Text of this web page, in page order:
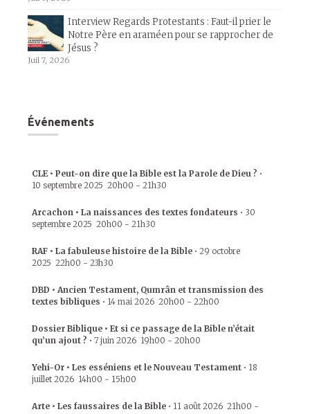
Interview Regards Protestants : Faut-il prier le
Notre Père en araméen pour se rapprocher de
Jésus ?
Juil 7, 2026
Événements
CLE • Peut-on dire que la Bible est la Parole de Dieu ? •
10 septembre 2025 20h00 - 21h30
Arcachon • La naissances des textes fondateurs • 30
septembre 2025 20h00 - 21h30
RAF • La fabuleuse histoire de la Bible • 29 octobre
2025 22h00 - 23h30
DBD • Ancien Testament, Qumrân et transmission des
textes bibliques • 14 mai 2026 20h00 - 22h00
Dossier Biblique • Et si ce passage de la Bible n’était
qu’un ajout ? • 7 juin 2026 19h00 - 20h00
Yehi-Or • Les esséniens et le Nouveau Testament • 18
juillet 2026 14h00 - 15h00
Arte • Les faussaires de la Bible • 11 août 2026 21h00 -